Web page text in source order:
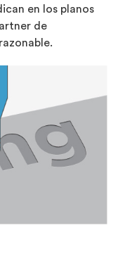
en los planos
de